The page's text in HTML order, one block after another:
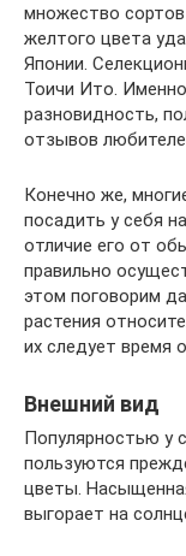
множество
желтого цвета
Японии.
Тоичи Ито.
разновидность,
отзывов
Конечно же,
посадить у себя
отличие его от
правильно
этом поговорим
растения
их следует время
Внешний вид
Популярностью у
пользуются
цветы.
выгорает на